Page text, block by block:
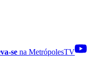
se na MetrópolesTV